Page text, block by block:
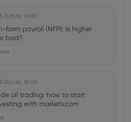
Oct 26, 16:00
farm payroll (NFP): Is higher
bad?
Oct 26, 16:00
oil trading: how to start
with markets.com